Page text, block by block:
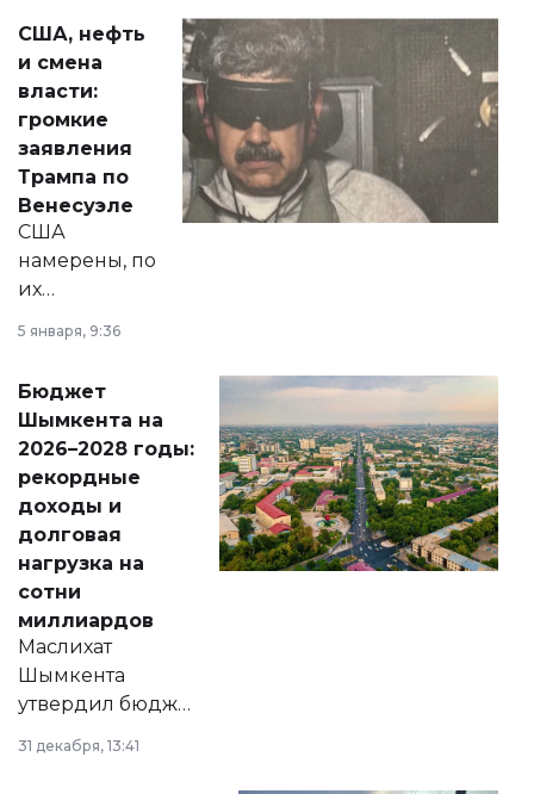
актуальных тем —
от слухов о
политических
реформах до
вопросов армии,
экономики и
личного здоровья.
США, нефть
и смена
власти:
громкие
заявления
Трампа по
Венесуэле
США
намерены, по
их
принести
народу
Венесуэлы.
5 января, 9:36
Бюджет
Шымкента на
2026–2028 годы:
рекордные
доходы и
долговая
нагрузка на
сотни
миллиардов
Маслихат
Шымкента
утвердил бюджет
города на 2026–
2028 годы.
31 декабря, 13:41